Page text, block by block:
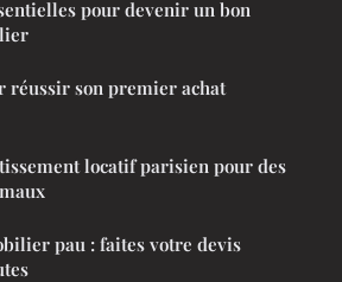
pour devenir un bon
réussir son premier achat
locatif parisien pour des
pau : faites votre devis